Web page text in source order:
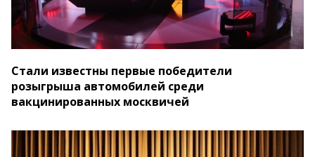
Стали известны первые победители
розыгрыша автомобилей среди
вакцинированных москвичей